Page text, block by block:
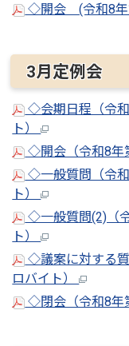
◇開会 (令和8年
3月定例会
◇会期日程（令
ト）
◇開会（令和8年
◇一般質問（令
ト）
◇一般質問(2)（
ト）
◇議案に対する
ロバイト）
◇閉会（令和8年